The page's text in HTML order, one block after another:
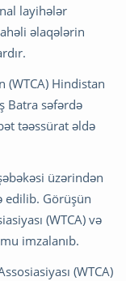
layihələr
əlaqələrin
(WTCA) Hindistan
Batra səfərdə
təəssürat əldə
üzərindən
edilib. Görüşün
(WTCA) və
imzalanıb.
(WTCA)